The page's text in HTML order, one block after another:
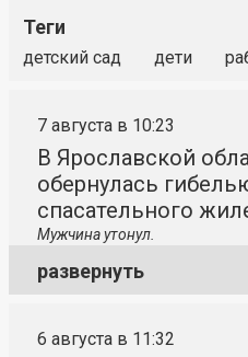
Теги
детский сад дети
7 августа в 10:23
В Ярославской
обернулась
спасательного
Мужчина утонул.
развернуть
6 августа в 11:32